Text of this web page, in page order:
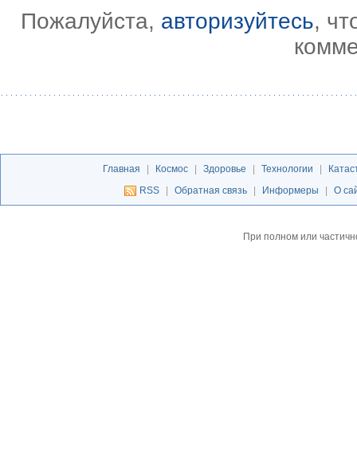
Пожалуйста, авторизуйтесь,
Главная Космос Здоровье Технологии
RSS
Обратная связь Информеры О
При полном или